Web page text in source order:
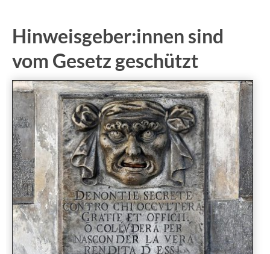
Hinweisgeber:innen sind
vom Gesetz geschützt